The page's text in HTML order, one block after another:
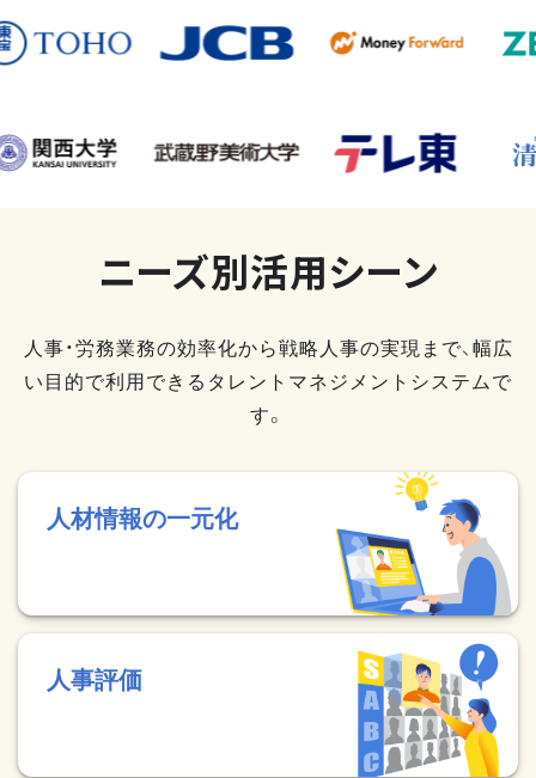
ニーズ別活用シーン
人事・労務業務の効率化から戦略人事の実現まで、幅広
い目的で利用できるタレントマネジメントシステムで
す。
人材情報の一元化
人事評価